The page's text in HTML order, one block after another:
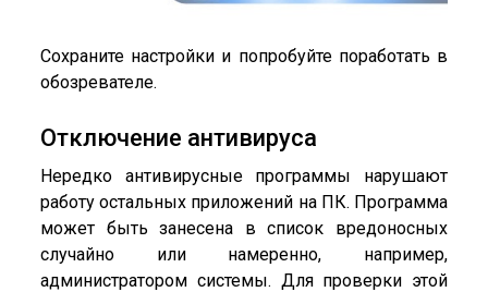
Сохраните настройки и попробуйте поработать в
обозревателе.
Отключение антивируса
Нередко антивирусные программы нарушают
работу остальных приложений на ПК. Программа
может быть занесена в список вредоносных
случайно или намеренно, например,
администратором системы. Для проверки этой